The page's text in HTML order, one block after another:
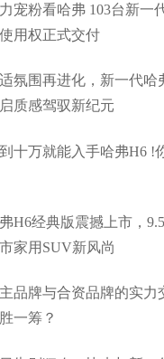
宠粉看哈弗 103台新一
用权正式交付
氛围再进化，新一代哈
质感驾驭新纪元
十万就能入手哈弗H6 !
H6经典版震撼上市，
家用SUV新风尚
品牌与合资品牌的实力
一筹？